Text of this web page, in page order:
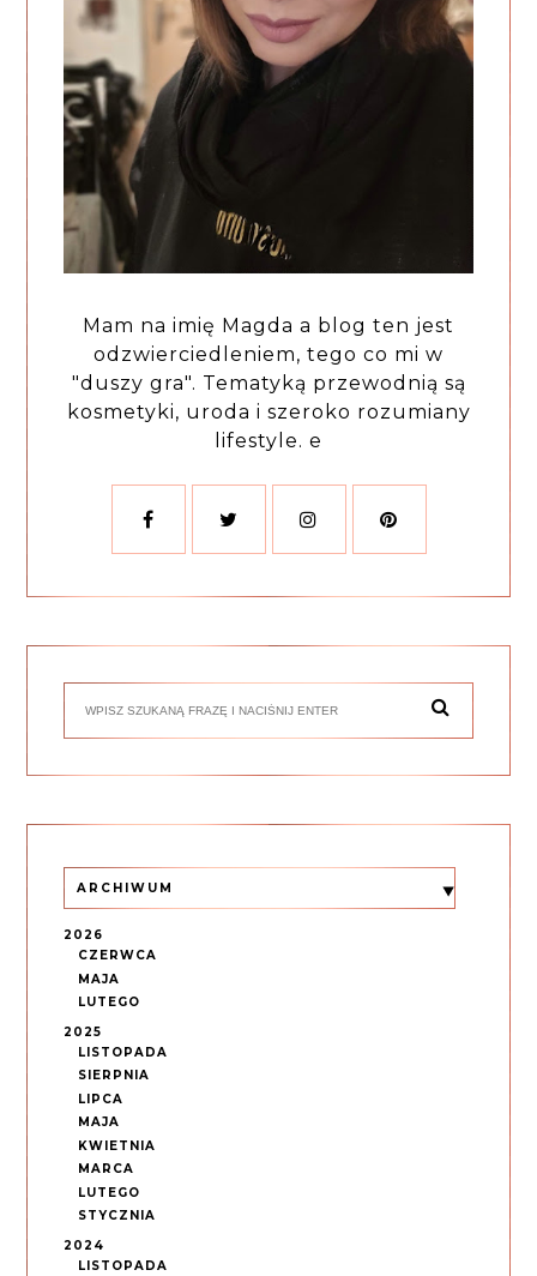
Mam na imię Magda a blog ten jest
odzwierciedleniem, tego co mi w
"duszy gra". Tematyką przewodnią są
kosmetyki, uroda i szeroko rozumiany
lifestyle. e
ARCHIWUM
2026
CZERWCA
MAJA
LUTEGO
2025
LISTOPADA
SIERPNIA
LIPCA
MAJA
KWIETNIA
MARCA
LUTEGO
STYCZNIA
2024
LISTOPADA